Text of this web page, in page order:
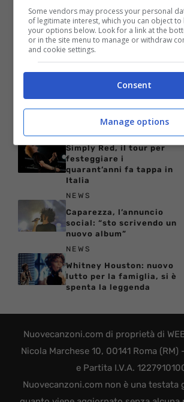
Ha tenuto il figlio senza
vita in casa per due mesi:
la tragedia di Lisa Marie
Presley
Taylor Swift: donazione
Simply Red, il tour per
festeggiare i
quarant’anni fa tappa in
Italia
NEWS
Caparezza, l’annuncio
social: “sto scrivendo un
nuovo album”
NEWS
Whitney Houston: nuovo
lutto per la famiglia, si è
spenta la leggenda
Nuovecanzoni.com di proprietà di
Nicola Marchese 10, 00141 Roma (RM)
e Partita I.V.A.
Nuovecanzoni.com non è una testata
Some vendors may process your personal
of legitimate interest, which you can object to
your options below. Look for a link at the
or in the site menu to manage or withdraw
and cookie settings.
Consent
Manage options